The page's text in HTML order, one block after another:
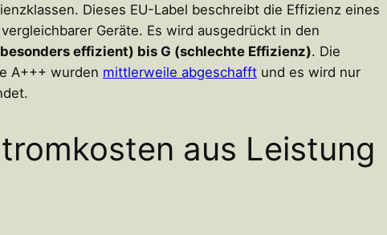
Dieses EU-Label beschreibt die Effizienz eines
Geräte. Es wird ausgedrückt in den
effizient) bis G (schlechte Effizienz). Die
A+++ wurden mittlerweile abgeschafft und es wird nur
aus Leistung